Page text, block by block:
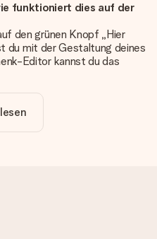
funktioniert dies auf der
den grünen Knopf „Hier
du mit der Gestaltung deines
Editor kannst du das
Designs, um deinem
zu verleihen.
mit deinem Geschenk
es wichtig, qualitativ
Wenn du dir nicht sicher